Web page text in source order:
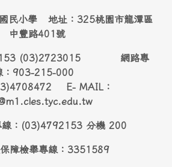
民小學 地址：325桃園市龍潭區
中豐路401號
(03)2723015 網路專
：903-215-000
E- MAIL：
線：(03)4792153 分機 200
障檢舉專線：3351589